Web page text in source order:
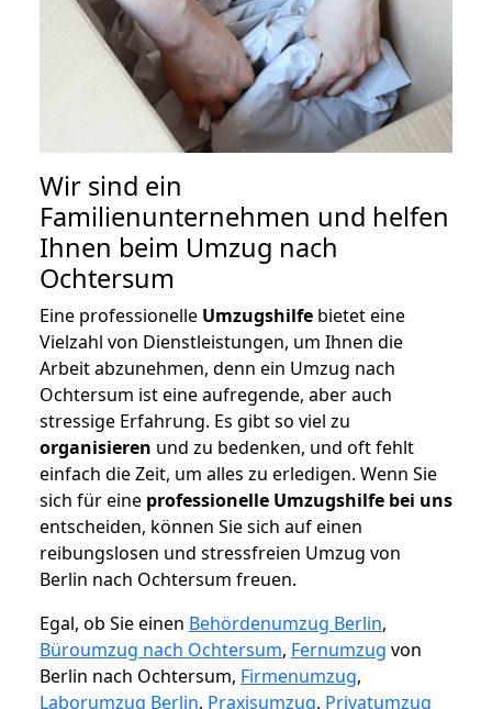
Wir sind ein
Familienunternehmen und helfen
Ihnen beim Umzug nach
Ochtersum
Eine professionelle Umzugshilfe bietet eine
Vielzahl von Dienstleistungen, um Ihnen die
Arbeit abzunehmen, denn ein Umzug nach
Ochtersum ist eine aufregende, aber auch
stressige Erfahrung. Es gibt so viel zu
organisieren und zu bedenken, und oft fehlt
einfach die Zeit, um alles zu erledigen. Wenn Sie
sich für eine professionelle Umzugshilfe bei uns
entscheiden, können Sie sich auf einen
reibungslosen und stressfreien Umzug von
Berlin nach Ochtersum freuen.
Egal, ob Sie einen Behördenumzug Berlin,
Büroumzug nach Ochtersum, Fernumzug von
Berlin nach Ochtersum, Firmenumzug,
Laborumzug Berlin, Praxisumzug, Privatumzug